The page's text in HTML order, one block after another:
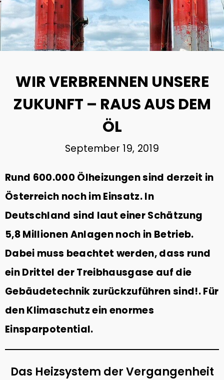
29
DEZEMBER
DIE BEDEUTUNG VON GUTEM
22
ARBEITSPLÄTZE
AUGUST
ÖKOSTROM | ANBIETER IM
VERGLEICH & TIPPS ZUM
WECHSEL
10
NOVEMBER
2022
TIPPS GEGEN DEN
KLIMAWANDEL: WAS KANNST
DU TUN?
6
2022
ERKENNST DU NACHHALTIGE
9
2022
MACHEN (DIY) – ALTERNATIVE
WIR VERBRENNEN UNSERE
ZUKUNFT – RAUS AUS DEM
ÖL
September 19, 2019
Rund 600.000 Ölheizungen sind derzeit in
Österreich noch im Einsatz. In
Deutschland sind laut einer Schätzung
5,8 Millionen Anlagen noch in Betrieb.
Dabei muss beachtet werden, dass rund
ein Drittel der Treibhausgase auf die
Gebäudetechnik zurückzuführen sind!. Für
den Klimaschutz ein enormes
Einsparpotential.
Das Heizsystem der Vergangenheit